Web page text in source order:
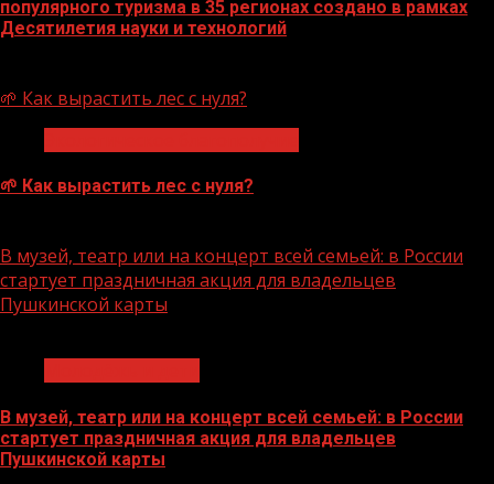
популярного туризма в 35 регионах создано в рамках
Десятилетия науки и технологий
🌱 Как вырастить лес с нуля?
🌱 Как вырастить лес с нуля?
В музей, театр или на концерт всей семьей: в России
стартует праздничная акция для владельцев
Пушкинской карты
В музей, театр или на концерт всей семьей: в России
стартует праздничная акция для владельцев
Пушкинской карты